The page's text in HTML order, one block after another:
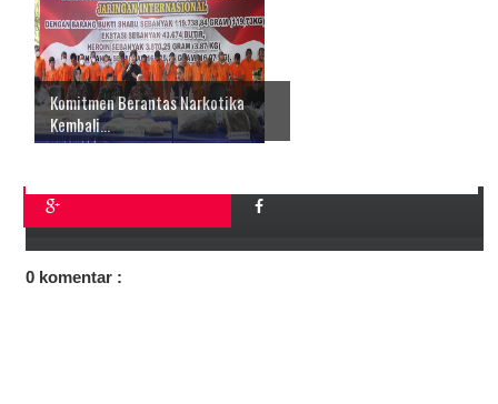
Komitmen Berantas Narkotika
Kembali...
0 komentar :